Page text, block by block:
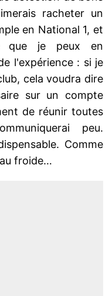
racheter un
en National 1, et
que je peux en
l'expérience : si je
cela voudra dire
sur un compte
de réunir toutes
peu.
Comme
froide…